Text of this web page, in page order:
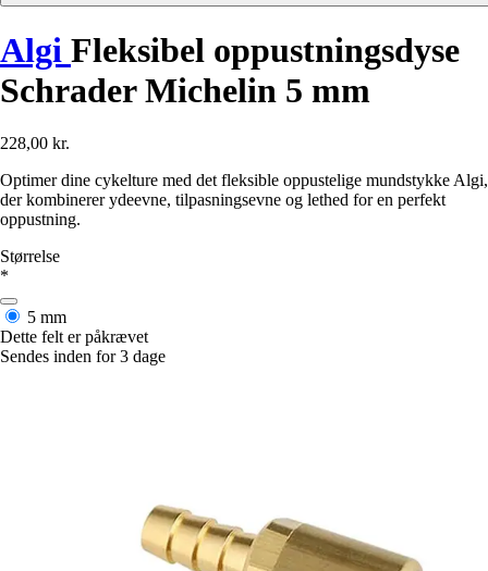
Algi Fleksibel oppustningsdyse
Schrader Michelin 5 mm
228,00 kr.
Optimer dine cykelture med det fleksible oppustelige mundstykke Algi,
der kombinerer ydeevne, tilpasningsevne og lethed for en perfekt
oppustning.
Størrelse
*
5 mm
Dette felt er påkrævet
Sendes inden for 3 dage